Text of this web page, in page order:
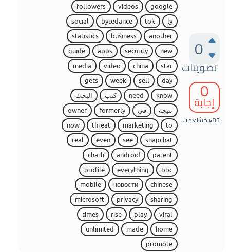
0
تصويتات
0
إجابة
483مشاهدات
google
videos
followers
ly
tok
bytedance
social
another
business
statistics
new
security
apps
guide
star
china
video
media
day
sell
week
gets
know
need كتب
البحث
نتيجة
في formerly
owner
to
marketing
threat
now
snapchat
see
even
real
parent
android
charli
bbc
everything
profile
chinese
новости
mobile
sharing
privacy
microsoft
viral
play
rise
times
home
made
unlimited
promote